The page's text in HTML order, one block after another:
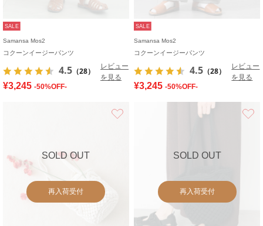
SALE
Samansa Mos2
コクーンイージーパンツ
4.5 （28）
レビュー
を見る
¥3,245 -50%OFF-
SALE
Samansa Mos2
コクーンイージーパンツ
4.5 （28）
レビュー
を見る
¥3,245 -50%OFF-
SOLD OUT
再入荷受付
SOLD OUT
再入荷受付